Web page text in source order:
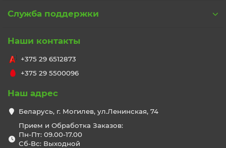
Служба поддержки
Наши контакты
+375 29 6512873
+375 29 5500096
Наш адрес
Беларусь, г. Могилев, ул.Ленинская, 74
Прием и Обработка Заказов:
Пн-Пт: 09.00-17.00
Сб-Вс: Выходной